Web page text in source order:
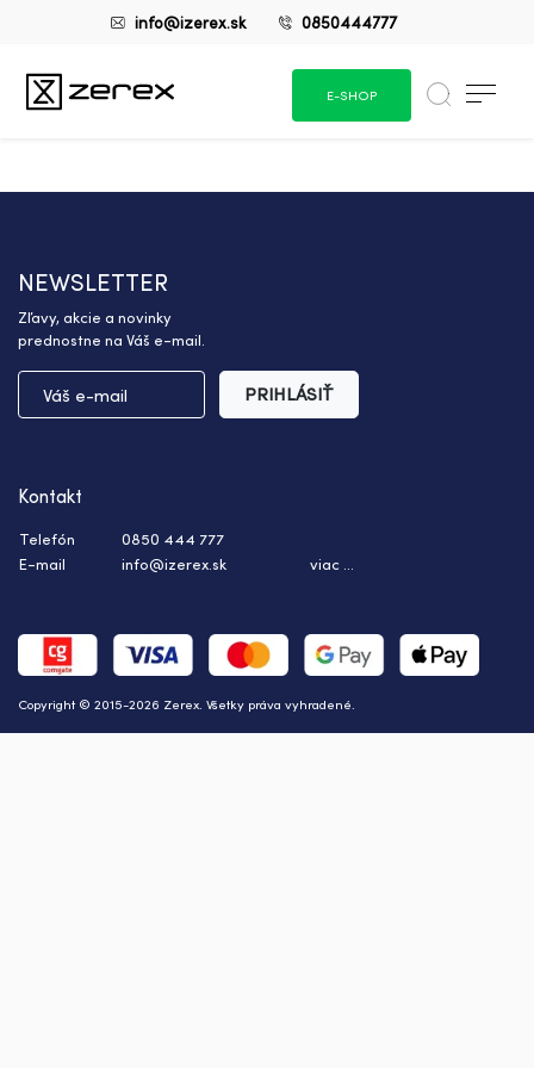
info@izerex.sk 0850444777
E-SHOP
NEWSLETTER
Zľavy, akcie a novinky
prednostne na Váš e-mail.
PRIHLÁSIŤ
Copyright © 2015-2026 Zerex. Všetky práva vyhradené.
Kontakt
Telefón
0850 444 777
E-mail
info@izerex.sk viac ...